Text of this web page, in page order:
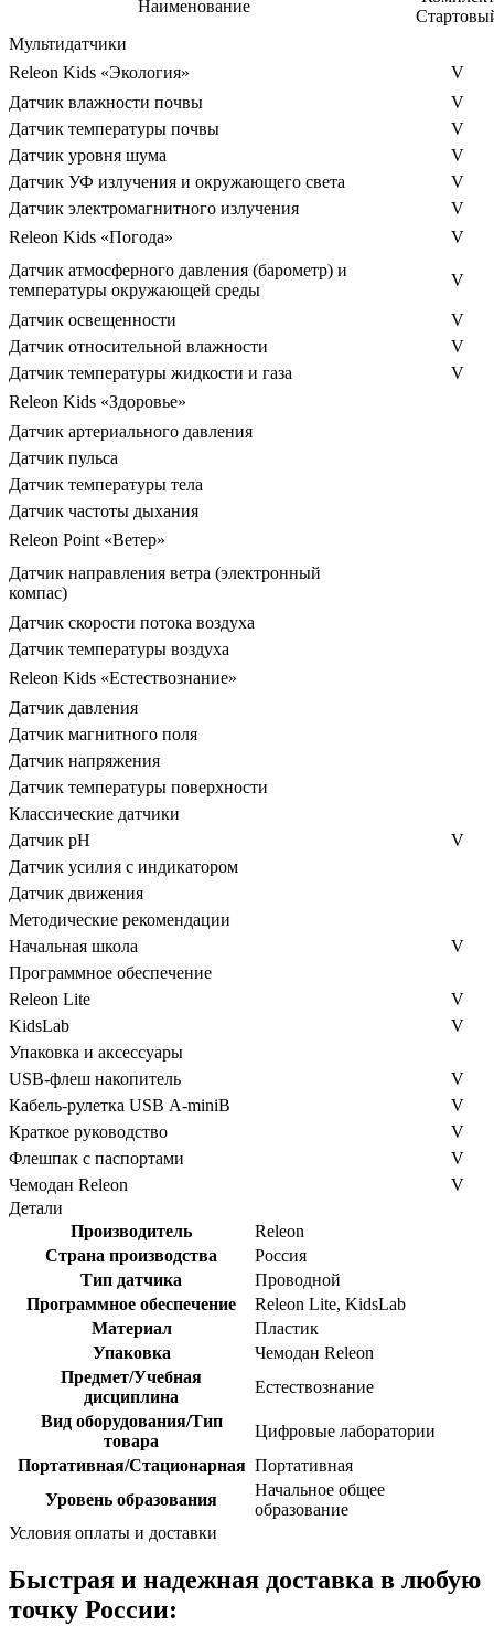
Наименование
Мультидатчики
Releon Kids «Экология»
V
Датчик влажности почвы
V
Датчик температуры почвы
V
Датчик уровня шума
V
Датчик УФ излучения и окружающего света
V
Датчик электромагнитного излучения
V
Releon Kids «Погода»
V
Датчик атмосферного давления (барометр) и
температуры окружающей среды
V
Датчик освещенности
V
Датчик относительной влажности
V
Датчик температуры жидкости и газа
V
Releon Kids «Здоровье»
Датчик артериального давления
Датчик пульса
Датчик температуры тела
Датчик частоты дыхания
Releon Point «Ветер»
Датчик направления ветра (электронный
компас)
Датчик скорости потока воздуха
Датчик температуры воздуха
Releon Kids «Естествознание»
Датчик давления
Датчик магнитного поля
Датчик напряжения
Датчик температуры поверхности
Классические датчики
Датчик рН
V
Датчик усилия с индикатором
Датчик движения
Методические рекомендации
Начальная школа
V
Программное обеспечение
Releon Lite
V
KidsLab
V
Упаковка и аксессуары
USB-флеш накопитель
V
Кабель-рулетка USB А-miniB
V
Краткое руководство
V
Флешпак с паспортами
V
Чемодан Releon
V
Детали
Производитель
Releon
Страна производства
Россия
Тип датчика
Проводной
Программное обеспечение
Releon Lite, KidsLab
Материал
Пластик
Упаковка
Чемодан Releon
Предмет/Учебная
дисциплина
Естествознание
Вид оборудования/Тип
товара
Цифровые лаборатории
Портативная/Стационарная Портативная
Уровень образования
Начальное общее
образование
Условия оплаты и доставки
Быстрая и надежная доставка в любую
точку России: